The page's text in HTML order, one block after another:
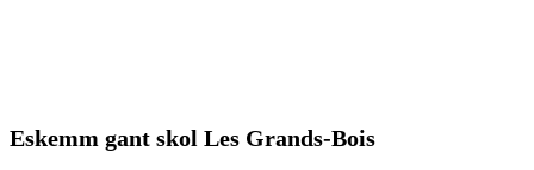
Eskemm gant skol Les Grands-Bois